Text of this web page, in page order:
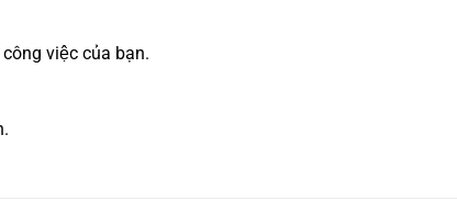
việc của bạn.